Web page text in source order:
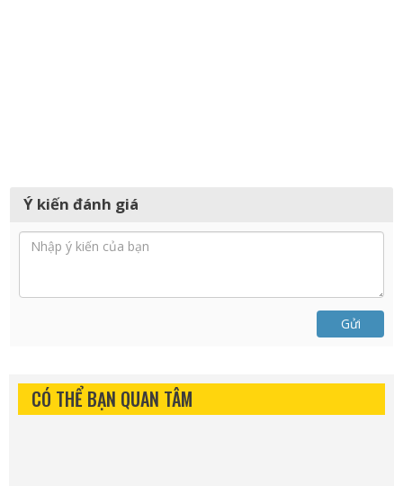
Ý kiến đánh giá
Gửi
CÓ THỂ BẠN QUAN TÂM